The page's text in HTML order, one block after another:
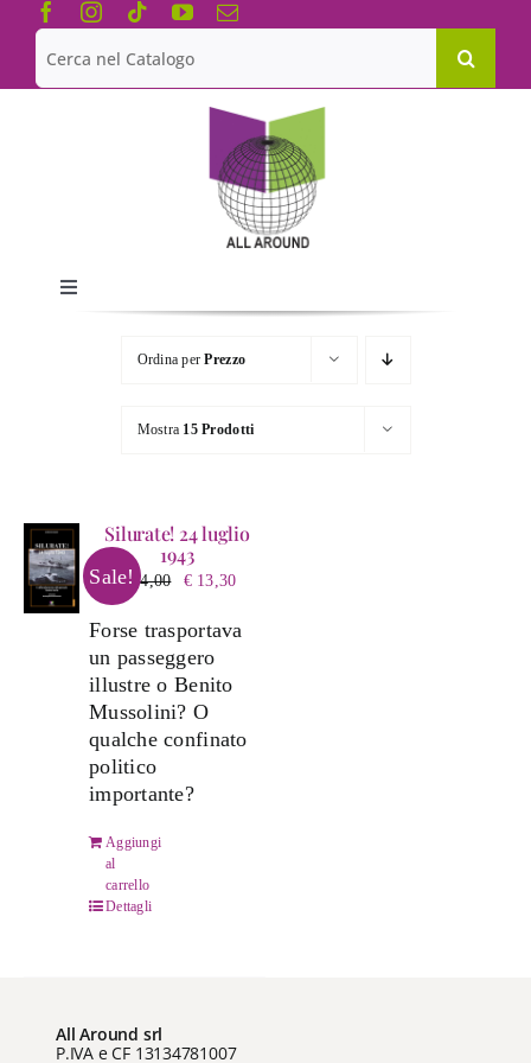
Salta
contenuto
Cerca
per:
Toggle
Navigation
Chi siamo
Le Collane
Ordina perPrezzo
Mostra 15 Prodotti
Sale!
Silurate! 24 luglio
1943
€14,00
Il
originale
era:
€ 14,00.
€13,30Il
attuale
Forse trasportava
un passeggero
illustre o Benito
Mussolini? O
qualche confinato
politico
importante?
Aggiungi
al
carrello
Dettagli
All Around srl
P.IVA e CF 13134781007